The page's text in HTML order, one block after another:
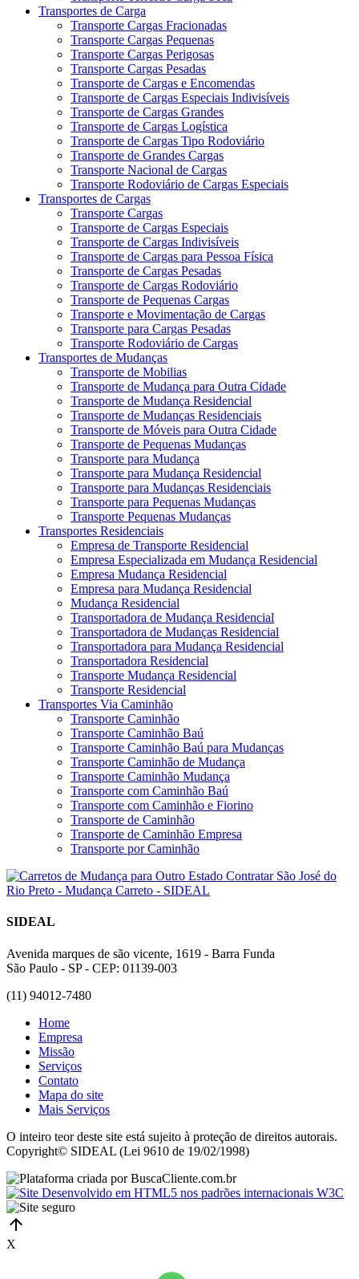
Transportes de Carga
Transporte Cargas Fracionadas
Transporte Cargas Pequenas
Transporte Cargas Perigosas
Transporte Cargas Pesadas
Transporte de Cargas e Encomendas
Transporte de Cargas Especiais Indivisíveis
Transporte de Cargas Grandes
Transporte de Cargas Logística
Transporte de Cargas Tipo Rodoviário
Transporte de Grandes Cargas
Transporte Nacional de Cargas
Transporte Rodoviário de Cargas Especiais
Transportes de Cargas
Transporte Cargas
Transporte de Cargas Especiais
Transporte de Cargas Indivisíveis
Transporte de Cargas para Pessoa Física
Transporte de Cargas Pesadas
Transporte de Cargas Rodoviário
Transporte de Pequenas Cargas
Transporte e Movimentação de Cargas
Transporte para Cargas Pesadas
Transporte Rodoviário de Cargas
Transportes de Mudanças
Transporte de Mobilias
Transporte de Mudança para Outra Cidade
Transporte de Mudança Residencial
Transporte de Mudanças Residenciais
Transporte de Móveis para Outra Cidade
Transporte de Pequenas Mudanças
Transporte para Mudança
Transporte para Mudança Residencial
Transporte para Mudanças Residenciais
Transporte para Pequenas Mudanças
Transporte Pequenas Mudanças
Transportes Residenciais
Empresa de Transporte Residencial
Empresa Especializada em Mudança Residencial
Empresa Mudança Residencial
Empresa para Mudança Residencial
Mudança Residencial
Transportadora de Mudança Residencial
Transportadora de Mudanças Residencial
Transportadora para Mudança Residencial
Transportadora Residencial
Transporte Mudança Residencial
Transporte Residencial
Transportes Via Caminhão
Transporte Caminhão
Transporte Caminhão Baú
Transporte Caminhão Baú para Mudanças
Transporte Caminhão de Mudança
Transporte Caminhão Mudança
Transporte com Caminhão Baú
Transporte com Caminhão e Fiorino
Transporte de Caminhão
Transporte de Caminhão Empresa
Transporte por Caminhão
SIDEAL
Avenida marques de são vicente, 1619 - Barra Funda
São Paulo - SP - CEP: 01139-003
(11) 94012-7480
Home
Empresa
Missão
Serviços
Contato
Mapa do site
Mais Serviços
O inteiro teor deste site está sujeito à proteção de direitos autorais.
Copyright© SIDEAL (Lei 9610 de 19/02/1998)
X